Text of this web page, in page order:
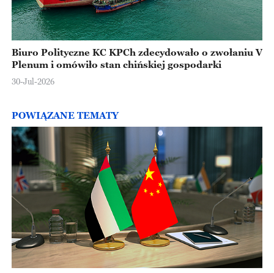
Biuro Polityczne KC KPCh zdecydowało o zwołaniu V
Plenum i omówiło stan chińskiej gospodarki
30-Jul-2026
POWIĄZANE TEMATY